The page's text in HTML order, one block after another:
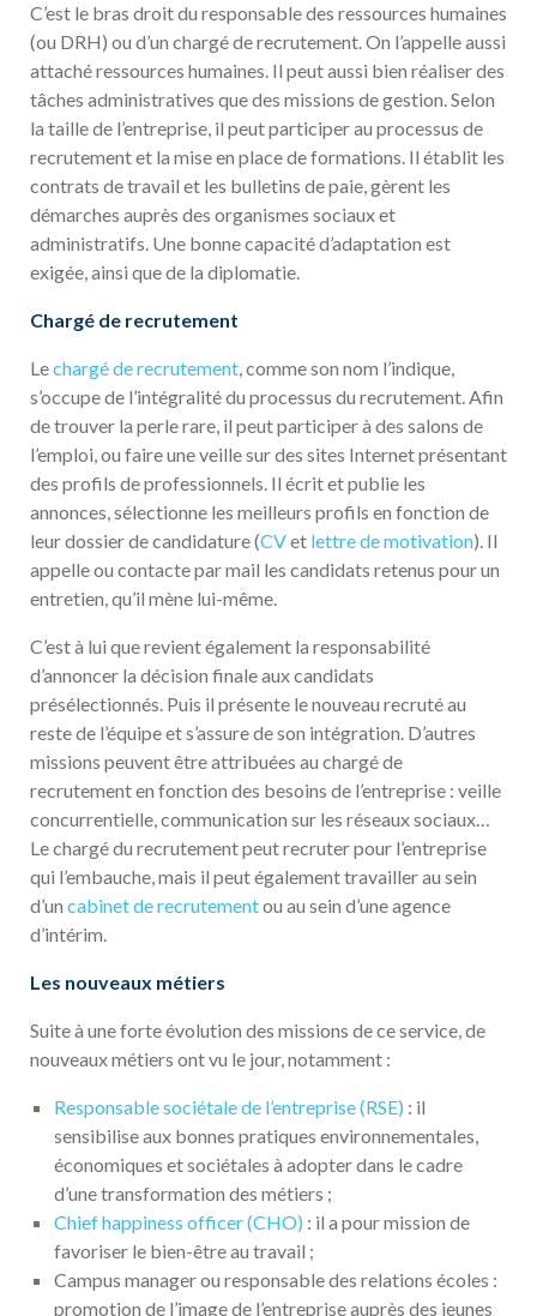
C’est le bras droit du responsable des ressources humaines
(ou DRH) ou d’un chargé de recrutement. On l’appelle aussi
attaché ressources humaines. Il peut aussi bien réaliser des
tâches administratives que des missions de gestion. Selon
la taille de l’entreprise, il peut participer au processus de
recrutement et la mise en place de formations. Il établit les
contrats de travail et les bulletins de paie, gèrent les
démarches auprès des organismes sociaux et
administratifs. Une bonne capacité d’adaptation est
exigée, ainsi que de la diplomatie.
Chargé de recrutement
Lechargé de recrutement, comme son nom l’indique,
s’occupe de l’intégralité du processus du recrutement. Afin
de trouver la perle rare, il peut participer à des salons de
l’emploi, ou faire une veille sur des sites Internet présentant
des profils de professionnels. Il écrit et publie les
annonces, sélectionne les meilleurs profils en fonction de
leur dossier de candidature (CVet lettre de motivation). Il
appelle ou contacte par mail les candidats retenus pour un
entretien, qu’il mène lui-même.
C’est à lui que revient également la responsabilité
d’annoncer la décision finale aux candidats
présélectionnés. Puis il présente le nouveau recruté au
reste de l’équipe et s’assure de son intégration. D’autres
missions peuvent être attribuées au chargé de
recrutement en fonction des besoins de l’entreprise : veille
concurrentielle, communication sur les réseaux sociaux…
Le chargé du recrutement peut recruter pour l’entreprise
qui l’embauche, mais il peut également travailler au sein
d’un cabinet de recrutementou au sein d’une agence
d’intérim.
Les nouveaux métiers
Suite à une forte évolution des missions de ce service, de
nouveaux métiers ont vu le jour, notamment :
Responsable sociétale de l’entreprise (RSE) : il
sensibilise aux bonnes pratiques environnementales,
économiques et sociétales à adopter dans le cadre
d’une transformation des métiers ;
Chief happiness officer (CHO) : il a pour mission de
favoriser le bien-être au travail ;
Campus manager ou responsable des relations écoles :
promotion de l’image de l’entreprise auprès des jeunes